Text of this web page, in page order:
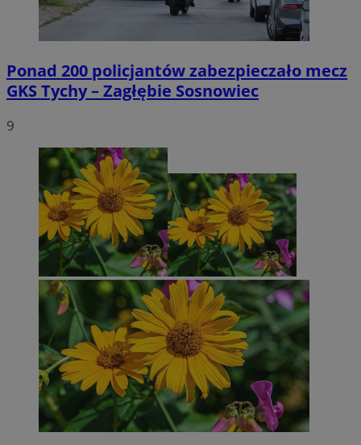
Ponad 200 policjantów zabezpieczało mecz
GKS Tychy – Zagłębie Sosnowiec
9